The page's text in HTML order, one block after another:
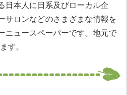
日本人に日系及びローカル企
サロンなどのさまざまな情報を
ニュースペーパーです。地元で
す。